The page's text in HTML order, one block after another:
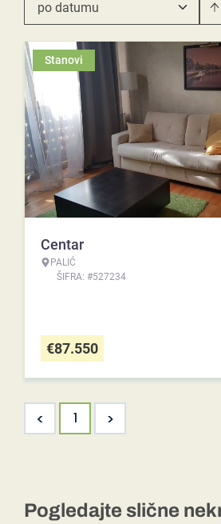
po datumu
Stanovi
Centar
PALIĆ
ŠIFRA: #527234
€87.550
< 1 >
Pogledajte slične